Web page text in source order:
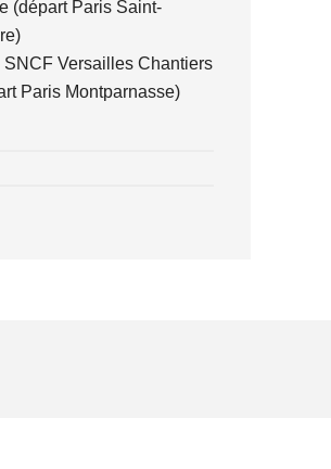
(départ Paris Saint-
SNCF Versailles Chantiers
Paris Montparnasse)